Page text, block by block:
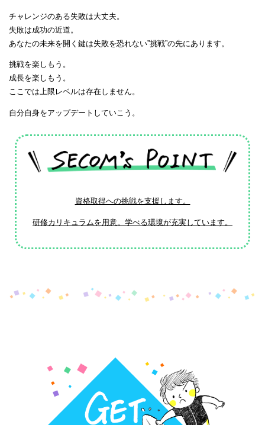
チャレンジのある失敗は大丈夫。
失敗は成功の近道。
あなたの未来を開く鍵は失敗を恐れない”挑戦”の先にあります。
挑戦を楽しもう。
成長を楽しもう。
ここでは上限レベルは存在しません。
自分自身をアップデートしていこう。
資格取得への挑戦を支援します。
研修カリキュラムを用意。学べる環境が充実しています。